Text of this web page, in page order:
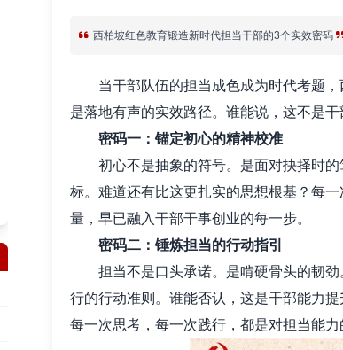
西柏坡红色教育锻造新时代担当干部的3个实效密码
当干部队伍的担当成色成为时代考题
是落地有声的实效路径。谁能说，这不是干
密码一：锚定初心的精神校准
初心不是抽象的符号。是面对抉择时
标。难道还有比这更扎实的思想根基？每
量，早已融入干部干事创业的每一步。
密码二：锤炼担当的行动指引
担当不是口头承诺。是啃硬骨头的韧
行的行动准则。谁能否认，这是干部能力
每一次思考，每一次践行，都是对担当能力